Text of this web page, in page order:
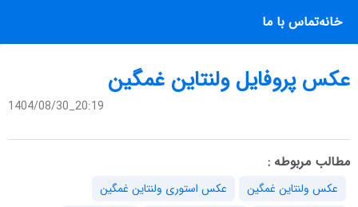
خانهتماس با ما
عکس پروفایل ولنتاین غمگین
1404/08/30_20:19
مطالب مربوطه :
عکس ولنتاین غمگین
عکس استوری ولنتاین غمگین